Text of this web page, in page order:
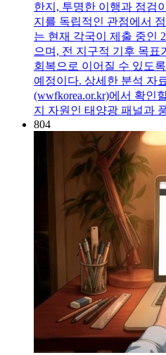
한지, 투명한 이행과 점검
지를 독립적인 관점에서
는 현재 각국이 제출 중인
으며, 전 지구적 기후 목표
회복으로 이어질 수 있도
예정이다. 상세한 분석 자
(wwfkorea.or.kr)에서 확인
지 자원인 태양광 패널과
804